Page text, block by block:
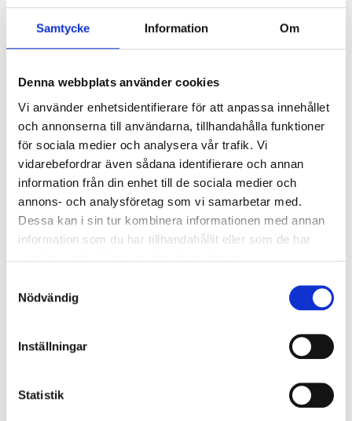
Samtycke Information Om
Denna webbplats använder cookies
Vi använder enhetsidentifierare för att anpassa innehållet
och annonserna till användarna, tillhandahålla funktioner
för sociala medier och analysera vår trafik. Vi
vidarebefordrar även sådana identifierare och annan
information från din enhet till de sociala medier och
annons- och analysföretag som vi samarbetar med.
Dessa kan i sin tur kombinera informationen med annan
information som du har tillhandahållit eller som de har
Nödvändig
Inställningar
Statistik